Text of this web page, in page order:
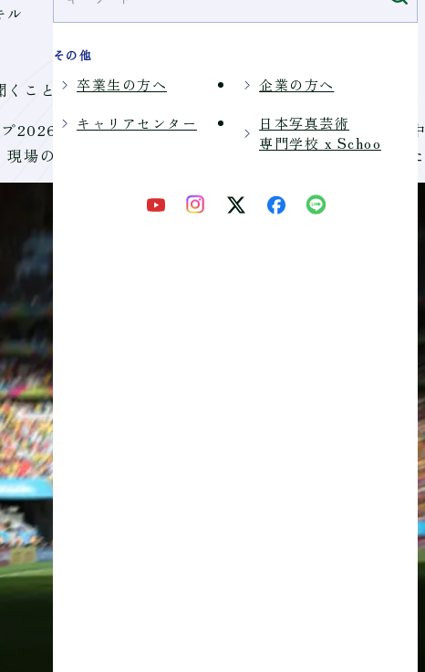
その他
卒業生の方へ
企業の方へ
キャリアセンター
日本写真芸術
専門学校 x Schoo
ル
くことができます。
2026」をカメラマンとして現地取材の予定です。世界
場の空気感や舞台裏、激闘の瞬間についてもご紹介いた